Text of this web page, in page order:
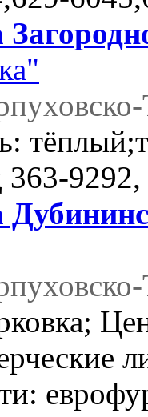
363-9292,